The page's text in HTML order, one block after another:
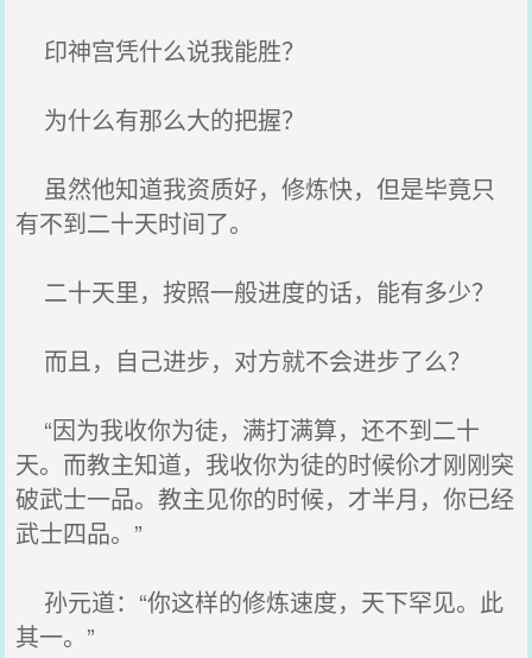
印神宫凭什么说我能胜？
为什么有那么大的把握？
虽然他知道我资质好，修炼快，但是毕竟只
有不到二十天时间了。
二十天里，按照一般进度的话，能有多少？
而且，自己进步，对方就不会进步了么？
“因为我收你为徒，满打满算，还不到二十
天。而教主知道，我收你为徒的时候伱才刚刚突
破武士一品。教主见你的时候，才半月，你已经
武士四品。”
孙元道：“你这样的修炼速度，天下罕见。此
其一。”